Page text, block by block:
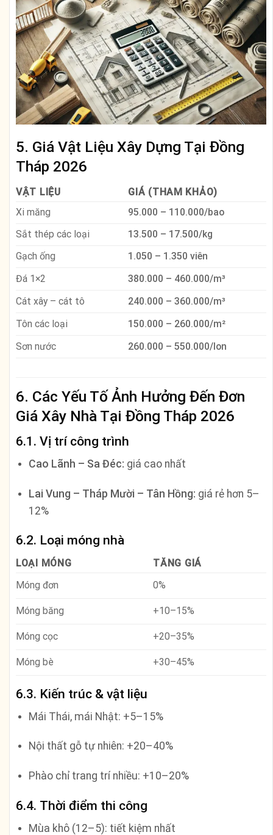
5. Giá Vật Liệu Xây Dựng Tại Đồng
Tháp 2026
VẬT LIỆU
GIÁ (THAM KHẢO)
Xi măng
95.000 – 110.000/bao
Sắt thép các loại
13.500 – 17.500/kg
Gạch ống
1.050 – 1.350 viên
Đá 1×2
380.000 – 460.000/m³
Cát xây – cát tô
240.000 – 360.000/m³
Tôn các loại
150.000 – 260.000/m²
Sơn nước
260.000 – 550.000/lon
6. Các Yếu Tố Ảnh Hưởng Đến Đơn
Giá Xây Nhà Tại Đồng Tháp 2026
6.1. Vị trí công trình
Cao Lãnh – Sa Đéc: giá cao nhất
Lai Vung – Tháp Mười – Tân Hồng: giá rẻ hơn 5–
12%
6.2. Loại móng nhà
LOẠI MÓNG
TĂNG GIÁ
Móng đơn
0%
Móng băng +10–15%
Móng cọc +20–35%
Móng bè +30–45%
6.3. Kiến trúc & vật liệu
Mái Thái, mái Nhật: +5–15%
Nội thất gỗ tự nhiên: +20–40%
Phào chỉ trang trí nhiều: +10–20%
6.4. Thời điểm thi công
Mùa khô (12–5): tiết kiệm nhất